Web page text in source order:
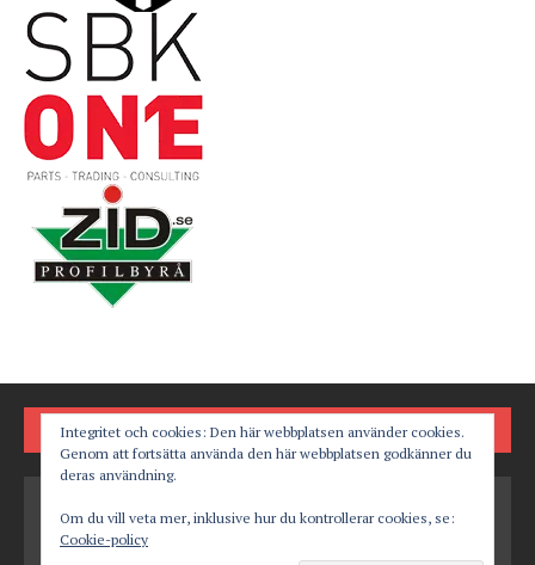
FÖLJ OSS PÅ
Integritet och cookies: Den här webbplatsen använder cookies.
Genom att fortsätta använda den här webbplatsen godkänner du
deras användning.
Om du vill veta mer, inklusive hur du kontrollerar cookies, se:
Cookie-policy